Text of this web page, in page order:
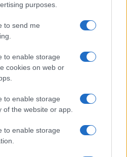
purposes.
to send me
to enable storage
cookies on web or
to enable storage
of the website or app.
to enable storage